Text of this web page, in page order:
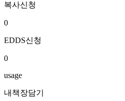
복사신청
0
EDDS신청
0
usage
내책장담기